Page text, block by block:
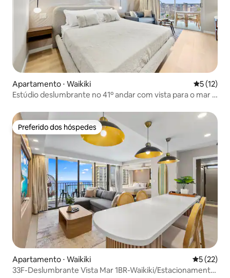
Apartamento ⋅ Waikiki 5 de uma
5 (12)
Estúdio deslumbrante no 41º andar com vista para o mar e
Preferido dos hóspedes
Preferido dos hóspedes
Apartamento ⋅ Waikiki 5 de uma
5 (22)
33F-Deslumbrante Vista Mar 1BR-Waikiki/Estacionamento